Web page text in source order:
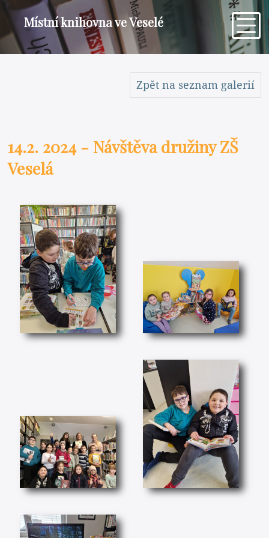
Místní knihovna ve Veselé
Zpět na seznam galerií
14.2. 2024 - Návštěva družiny ZŠ
Veselá